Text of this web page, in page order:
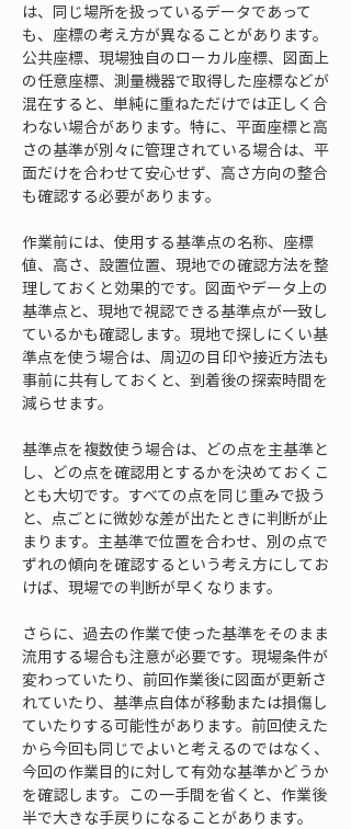
は、同じ場所を扱っているデータであって
も、座標の考え方が異なることがあります。
公共座標、現場独自のローカル座標、図面上
の任意座標、測量機器で取得した座標などが
混在すると、単純に重ねただけでは正しく合
わない場合があります。特に、平面座標と高
さの基準が別々に管理されている場合は、平
面だけを合わせて安心せず、高さ方向の整合
も確認する必要があります。
作業前には、使用する基準点の名称、座標
値、高さ、設置位置、現地での確認方法を整
理しておくと効果的です。図面やデータ上の
基準点と、現地で視認できる基準点が一致し
ているかも確認します。現地で探しにくい基
準点を使う場合は、周辺の目印や接近方法も
事前に共有しておくと、到着後の探索時間を
減らせます。
基準点を複数使う場合は、どの点を主基準と
し、どの点を確認用とするかを決めておくこ
とも大切です。すべての点を同じ重みで扱う
と、点ごとに微妙な差が出たときに判断が止
まります。主基準で位置を合わせ、別の点で
ずれの傾向を確認するという考え方にしてお
けば、現場での判断が早くなります。
さらに、過去の作業で使った基準をそのまま
流用する場合も注意が必要です。現場条件が
変わっていたり、前回作業後に図面が更新さ
れていたり、基準点自体が移動または損傷し
ていたりする可能性があります。前回使えた
から今回も同じでよいと考えるのではなく、
今回の作業目的に対して有効な基準かどうか
を確認します。この一手間を省くと、作業後
半で大きな手戻りになることがあります。